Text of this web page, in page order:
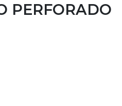
PERFORADO